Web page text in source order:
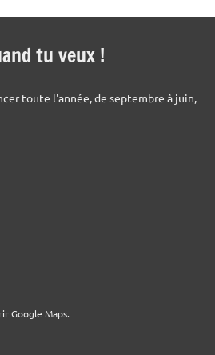
tu veux !
toute l'année, de septembre à juin,
Google Maps.